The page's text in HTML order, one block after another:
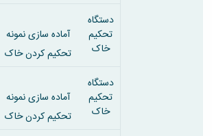
دستگاه
تحکیم
خاک
آماده سازی نمونه
تحکیم کردن خاک
دستگاه
تحکیم
خاک
آماده سازی نمونه
تحکیم کردن خاک